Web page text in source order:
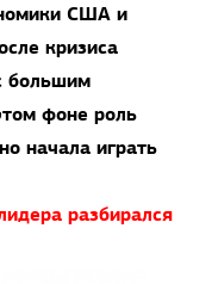
США и
кризиса
большим
фоне роль
начала играть
разбирался